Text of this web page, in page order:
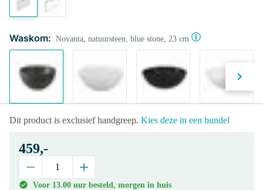
Waskom: Novanta, natuursteen, blue stone, 23 cm
Dit product is exclusief handgreep. Kies deze in een bundel
459,-
Voor 13.00 uur besteld, morgen in huis